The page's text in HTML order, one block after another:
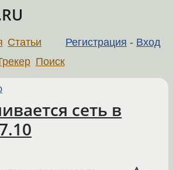
Регистрация - Вход
Статьи
Поиск
сеть в